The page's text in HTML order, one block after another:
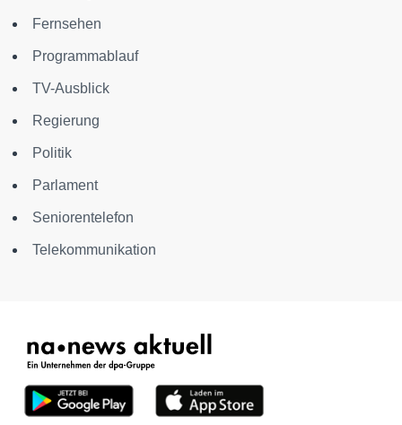
Fernsehen
Programmablauf
TV-Ausblick
Regierung
Politik
Parlament
Seniorentelefon
Telekommunikation